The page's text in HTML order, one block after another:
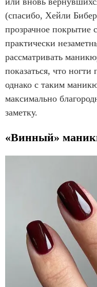
(спасибо, Хейли
прозрачное покрытие
практически
рассматривать
показаться, что
однако с таким
максимально
заметку.
«Винный»